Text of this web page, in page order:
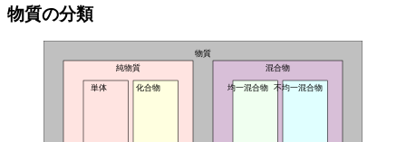
物質の分類
物質
純物質
単体
化合物
混合物
均一混合物 不均一混合物